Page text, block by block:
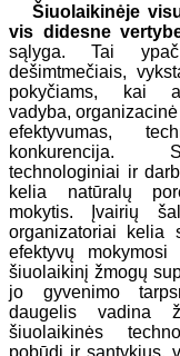
Šiuolaikinėje
vis didesne
sąlyga. Tai
dešimtmečiais,
pokyčiams, kai
vadyba,
efektyvumas,
konkurencija.
technologiniai ir
kelia natūralų
mokytis. Įvairių
organizatoriai kelia
efektyvų
šiuolaikinį žmogų
jo gyvenimo
daugelis vadina
šiuolaikinės
pobūdį ir santykius,